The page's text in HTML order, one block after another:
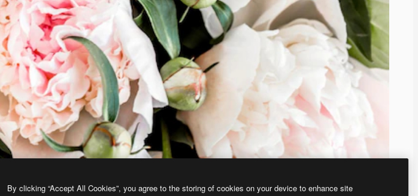
By clicking “Accept All Cookies”, you agree to the storing of cookies on your device to enhance site